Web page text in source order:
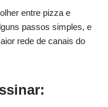
entre pizza e
passos simples, e
rede de canais do